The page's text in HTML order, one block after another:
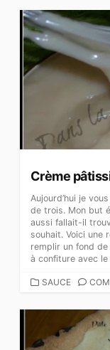
Crème
Aujourd’hui je
de trois. Mon but
aussi fallait-il
souhait. Voici une
remplir un fond
à confiture avec
CATEGORIES
SAUCE